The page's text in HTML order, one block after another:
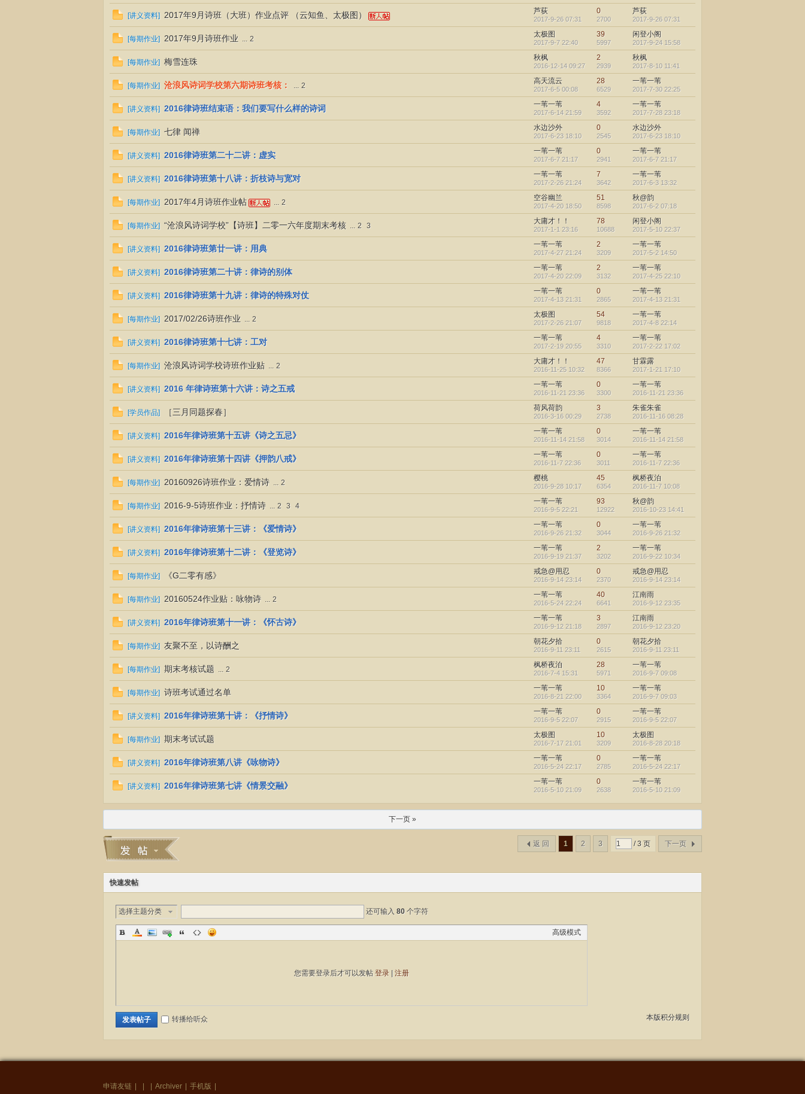
词
文
网
[讲义资料] 2017年9月诗班（大班）作业点评 （云知鱼、太极图） 芦荻
2017-9-26 07:31
0
2700
芦荻
2017-9-26 07:31
[每期作业] 2017年9月诗班作业 ... 2
太极图
2017-9-7 22:40
39
5997
闲登小阁
2017-9-24 15:58
[每期作业] 梅雪连珠 秋枫
2016-12-14 09:27
2
2939
秋枫
2017-8-10 11:41
[每期作业] 沧浪风诗词学校第六期诗班考核： ... 2
高天流云
2017-6-5 00:08
28
6529
一苇一苇
2017-7-30 22:25
[讲义资料] 2016律诗班结束语：我们要写什么样的诗词 一苇一苇
2017-6-14 21:59
4
3592
一苇一苇
2017-7-28 23:18
[每期作业] 七律 闻禅 水边沙外
2017-6-23 18:10
0
2545
水边沙外
2017-6-23 18:10
[讲义资料] 2016律诗班第二十二讲：虚实 一苇一苇
2017-6-7 21:17
0
2941
一苇一苇
2017-6-7 21:17
[讲义资料] 2016律诗班第十八讲：折枝诗与宽对 一苇一苇
2017-2-26 21:24
7
3642
一苇一苇
2017-6-3 13:32
[每期作业] 2017年4月诗班作业帖 ... 2
空谷幽兰
2017-4-20 18:50
51
8598
秋@韵
2017-6-2 07:18
[每期作业] “沧浪风诗词学校”【诗班】二零一六年度期末考核 ... 2 3
大庸才！！
2017-1-1 23:16
78
10688
闲登小阁
2017-5-10 22:37
[讲义资料] 2016律诗班第廿一讲：用典 一苇一苇
2017-4-27 21:24
2
3209
一苇一苇
2017-5-2 14:50
[讲义资料] 2016律诗班第二十讲：律诗的别体 一苇一苇
2017-4-20 22:09
2
3132
一苇一苇
2017-4-25 22:10
[讲义资料] 2016律诗班第十九讲：律诗的特殊对仗 一苇一苇
2017-4-13 21:31
0
2865
一苇一苇
2017-4-13 21:31
[每期作业] 2017/02/26诗班作业 ... 2
太极图
2017-2-26 21:07
54
9818
一苇一苇
2017-4-8 22:14
[讲义资料] 2016律诗班第十七讲：工对 一苇一苇
2017-2-19 20:55
4
3310
一苇一苇
2017-2-22 17:02
[每期作业] 沧浪风诗词学校诗班作业贴 ... 2
大庸才！！
2016-11-25 10:32
47
8366
甘霖露
2017-1-21 17:10
[讲义资料] 2016 年律诗班第十六讲：诗之五戒 一苇一苇
2016-11-21 23:36
0
3300
一苇一苇
2016-11-21 23:36
[学员作品] ［三月同题探春］ 荷风荷韵
2016-3-16 00:29
3
2738
朱雀朱雀
2016-11-16 08:28
[讲义资料] 2016年律诗班第十五讲《诗之五忌》 一苇一苇
2016-11-14 21:58
0
3014
一苇一苇
2016-11-14 21:58
[讲义资料] 2016年律诗班第十四讲《押韵八戒》 一苇一苇
2016-11-7 22:36
0
3011
一苇一苇
2016-11-7 22:36
[每期作业] 20160926诗班作业：爱情诗 ... 2
樱桃
2016-9-28 10:17
45
6354
枫桥夜泊
2016-11-7 10:08
[每期作业] 2016-9-5诗班作业：抒情诗 ... 2 3 4
一苇一苇
2016-9-5 22:21
93
12922
秋@韵
2016-10-23 14:41
[讲义资料] 2016年律诗班第十三讲：《爱情诗》 一苇一苇
2016-9-26 21:32
0
3044
一苇一苇
2016-9-26 21:32
[讲义资料] 2016年律诗班第十二讲：《登览诗》 一苇一苇
2016-9-19 21:37
2
3202
一苇一苇
2016-9-22 10:34
[每期作业] 《G二零有感》 戒急@用忍
2016-9-14 23:14
0
2370
戒急@用忍
2016-9-14 23:14
[每期作业] 20160524作业贴：咏物诗 ... 2
一苇一苇
2016-5-24 22:24
40
6641
江南雨
2016-9-12 23:35
[讲义资料] 2016年律诗班第十一讲：《怀古诗》 一苇一苇
2016-9-12 21:18
3
2897
江南雨
2016-9-12 23:20
[每期作业] 友聚不至，以诗酬之 朝花夕拾
2016-9-11 23:11
0
2615
朝花夕拾
2016-9-11 23:11
[每期作业] 期末考核试题 ... 2
枫桥夜泊
2016-7-4 15:31
28
5971
一苇一苇
2016-9-7 09:08
[每期作业] 诗班考试通过名单 一苇一苇
2016-8-21 22:00
10
3364
一苇一苇
2016-9-7 09:03
[讲义资料] 2016年律诗班第十讲：《抒情诗》 一苇一苇
2016-9-5 22:07
0
2915
一苇一苇
2016-9-5 22:07
[每期作业] 期末考试试题 太极图
2016-7-17 21:01
10
3209
太极图
2016-8-28 20:18
[讲义资料] 2016年律诗班第八讲《咏物诗》 一苇一苇
2016-5-24 22:17
0
2785
一苇一苇
2016-5-24 22:17
[讲义资料] 2016年律诗班第七讲《情景交融》 一苇一苇
2016-5-10 21:09
0
2638
一苇一苇
2016-5-10 21:09
下一页 »
1 2 3 / 3 页 下一页
返 回
快速发帖
选择主题分类 还可输入 80 个字符
高级模式
您需要登录后才可以发帖 登录 | 注册
本版积分规则
发表帖子 转播给听众
申请友链 Archiver 手机版